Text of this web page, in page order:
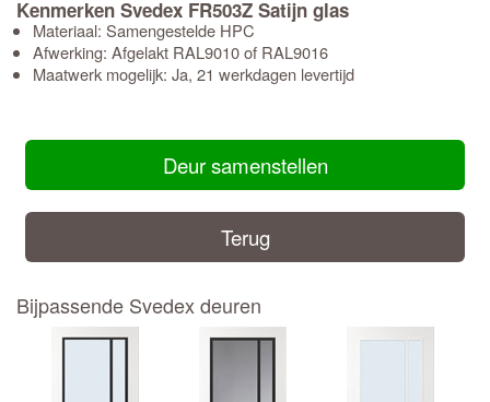
Kenmerken Svedex FR503Z Satijn glas
Materiaal: Samengestelde HPC
Afwerking: Afgelakt RAL9010 of RAL9016
Maatwerk mogelijk: Ja, 21 werkdagen levertijd
Deur samenstellen
Terug
Bijpassende Svedex deuren